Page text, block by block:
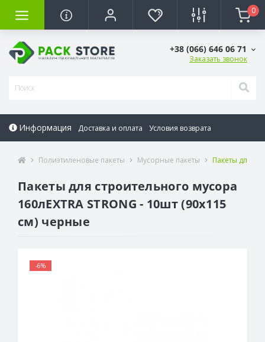
0
+38 (066) 646 06 71
Заказать звонок
Информация Доставка и оплата Условия возврата
Полиэтиленовые пакеты Мусорные пакеты Пакеты для
Пакеты для строительного мусора
160лEXTRA STRONG - 10шт (90х115
см) черные
-6%